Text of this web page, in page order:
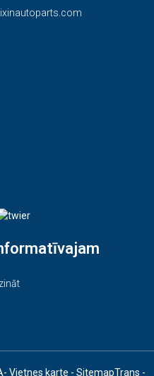
- Vietnes karte - SitemapTrans -